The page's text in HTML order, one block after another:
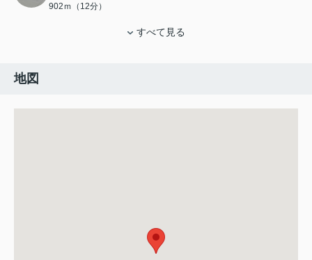
902ｍ（12分）
すべて見る
地図